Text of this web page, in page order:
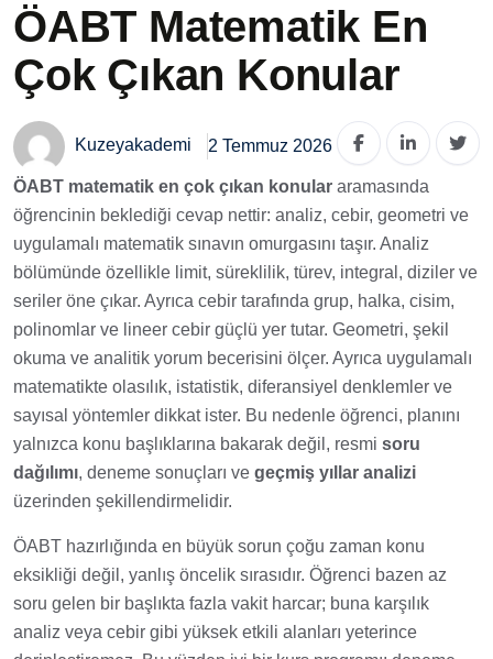
ÖABT Matematik En
Çok Çıkan Konular
Kuzeyakademi 2 Temmuz 2026
ÖABT matematik en çok çıkan konular aramasında
öğrencinin beklediği cevap nettir: analiz, cebir, geometri ve
uygulamalı matematik sınavın omurgasını taşır. Analiz
bölümünde özellikle limit, süreklilik, türev, integral, diziler ve
seriler öne çıkar. Ayrıca cebir tarafında grup, halka, cisim,
polinomlar ve lineer cebir güçlü yer tutar. Geometri, şekil
okuma ve analitik yorum becerisini ölçer. Ayrıca uygulamalı
matematikte olasılık, istatistik, diferansiyel denklemler ve
sayısal yöntemler dikkat ister. Bu nedenle öğrenci, planını
yalnızca konu başlıklarına bakarak değil, resmi soru
dağılımı, deneme sonuçları ve geçmiş yıllar analizi
üzerinden şekillendirmelidir.
ÖABT hazırlığında en büyük sorun çoğu zaman konu
eksikliği değil, yanlış öncelik sırasıdır. Öğrenci bazen az
soru gelen bir başlıkta fazla vakit harcar; buna karşılık
analiz veya cebir gibi yüksek etkili alanları yeterince